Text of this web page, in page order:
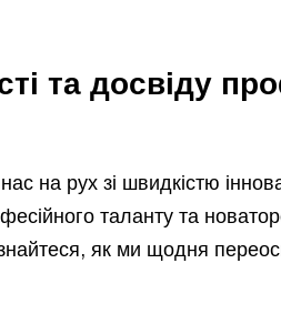
та досвіду
на рух зі швидкістю
таланту та
як ми щодня